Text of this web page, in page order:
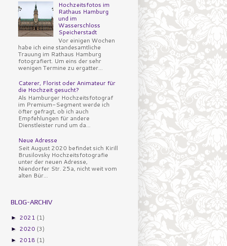
Hochzeitsfotos im
Rathaus Hamburg
und im
Wasserschloss
Speicherstadt
Vor einigen Wochen
habe ich eine standesamtliche
Trauung im Rathaus Hamburg
fotografiert. Um eins der sehr
wenigen Termine zu ergatter...
Caterer, Florist oder Animateur für
die Hochzeit gesucht?
Als Hamburger Hochzeitsfotograf
im Premium-Segment werde ich
öfter gefragt, ob ich auch
Empfehlungen für andere
Dienstleister rund um da...
Neue Adresse
Seit August 2020 befindet sich Kirill
Brusilovsky Hochzeitsfotografie
unter der neuen Adresse,
Niendorfer Str. 25a, nicht weit vom
alten Bür...
BLOG-ARCHIV
► 2021 (1)
► 2020 (3)
► 2018 (1)